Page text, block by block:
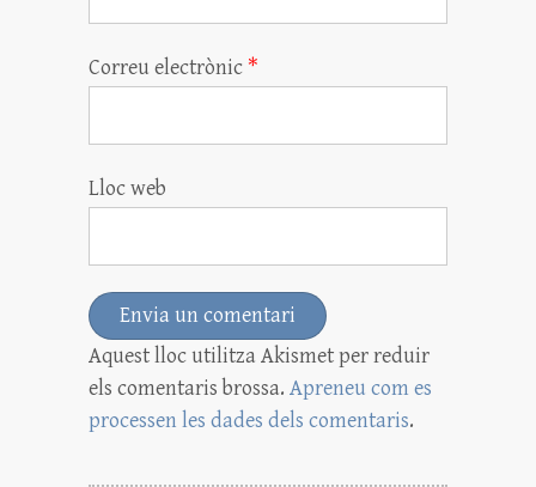
Correu electrònic *
Lloc web
Aquest lloc utilitza Akismet per reduir
els comentaris brossa. Apreneu com es
processen les dades dels comentaris.